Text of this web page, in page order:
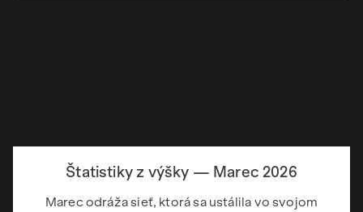
Štatistiky z výšky — Marec 2026
Marec odráža sieť, ktorá sa ustálila vo svojom